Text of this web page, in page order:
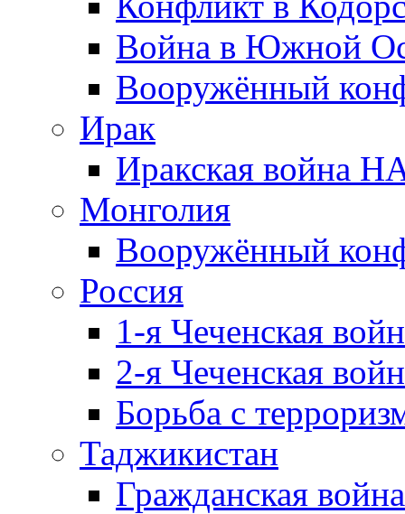
Война в Южной
Вооружённый
Ирак
Иракская война
Монголия
Вооружённый
Россия
1-я Чеченская
2-я Чеченская
Борьба с
Таджикистан
Гражданская